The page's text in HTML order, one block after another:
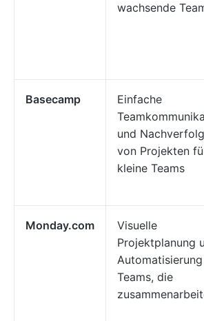
wachsende
Basecamp
Einfache
und
von Projekten
kleine Teams
Monday.com
Visuelle
Projektplanung
Teams, die